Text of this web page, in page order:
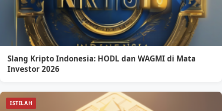
Slang Kripto Indonesia: HODL dan WAGMI di Mata
Investor 2026
ISTILAH